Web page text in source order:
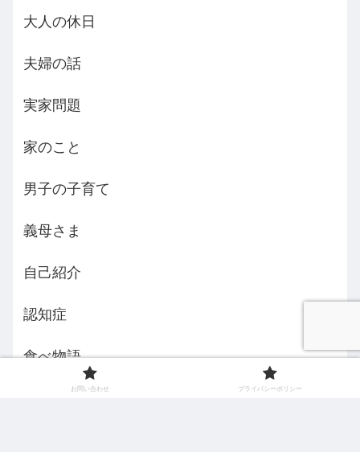
大人の休日
夫婦の話
実家問題
家のこと
男子の子育て
義母さま
自己紹介
認知症
食べ物語
お問い合わせ プライバシーポリシー